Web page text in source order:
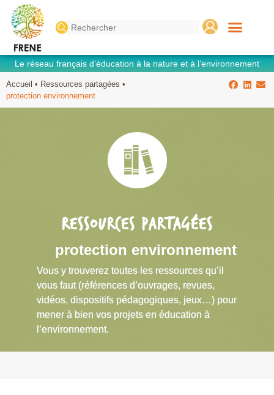
Search
for:
Le réseau français d’éducation à la nature et à l’environnement
Accueil • Ressources partagées •
protection environnement
RESSOURCES PARTAGÉES
protection environnement
Vous y trouverez toutes les ressources qu’il
vous faut (références d’ouvrages, revues,
vidéos, dispositifs pédagogiques, jeux…) pour
mener à bien vos projets en éducation à
l’environnement.